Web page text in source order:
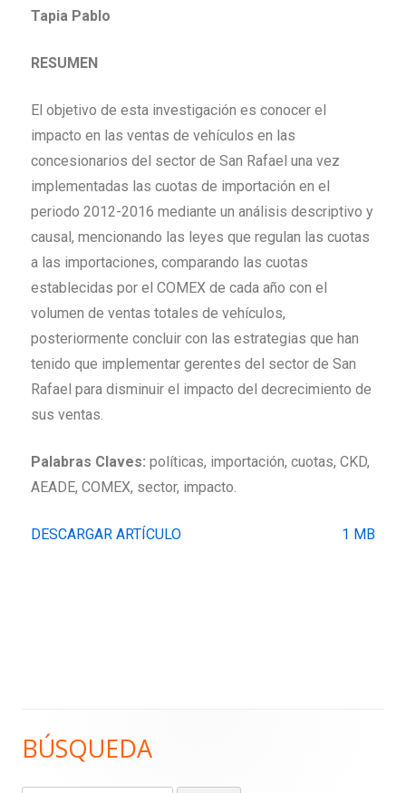
Tapia Pablo
RESUMEN
El objetivo de esta investigación es conocer el
impacto en las ventas de vehículos en las
concesionarios del sector de San Rafael una vez
implementadas las cuotas de importación en el
periodo 2012-2016 mediante un análisis descriptivo y
causal, mencionando las leyes que regulan las cuotas
a las importaciones, comparando las cuotas
establecidas por el COMEX de cada año con el
volumen de ventas totales de vehículos,
posteriormente concluir con las estrategias que han
tenido que implementar gerentes del sector de San
Rafael para disminuir el impacto del decrecimiento de
sus ventas.
Palabras Claves: políticas, importación, cuotas, CKD,
AEADE, COMEX, sector, impacto.
1 MB
DESCARGAR ARTÍCULO
BÚSQUEDA